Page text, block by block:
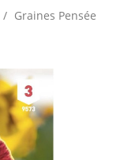
Graines Pensée